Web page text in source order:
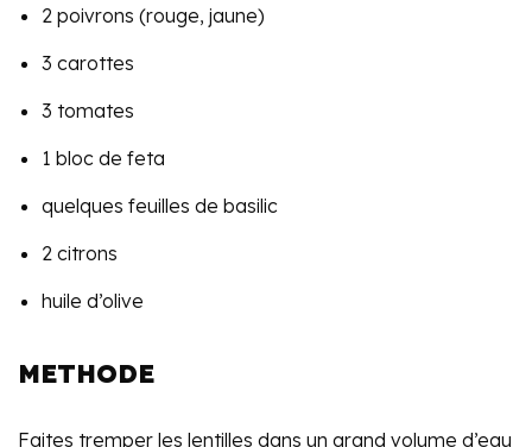
2 poivrons (rouge, jaune)
3 carottes
3 tomates
1 bloc de feta
quelques feuilles de basilic
2 citrons
huile d’olive
METHODE
Faites tremper les lentilles dans un grand volume d’eau